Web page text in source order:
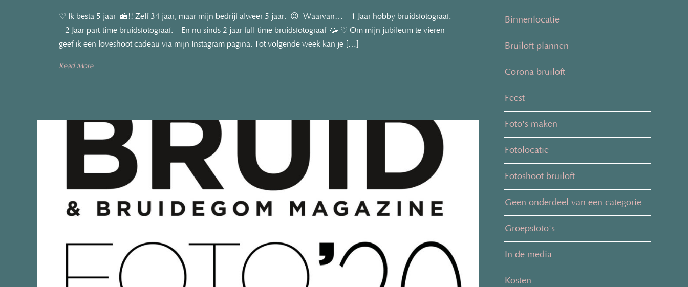
♡ Ik besta 5 jaar 🍰!! Zelf 34 jaar, maar mijn bedrijf alweer 5 jaar.⁠ 😉 ⁠ Waarvan… – 1 Jaar hobby bruidsfotograaf. ⁠
– 2 Jaar part-time bruidsfotograaf.⁠ – En nu sinds 2 jaar full-time bruidsfotograaf 🥳 ♡ Om mijn jubileum te vieren
geef ik een loveshoot cadeau via mijn Instagram pagina. Tot volgende week kan je […]
Read More
Binnenlocatie
Bruiloft plannen
Corona bruiloft
Feest
Foto's maken
Fotolocatie
Fotoshoot bruiloft
Geen onderdeel van een categorie
Groepsfoto's
In de media
Kosten